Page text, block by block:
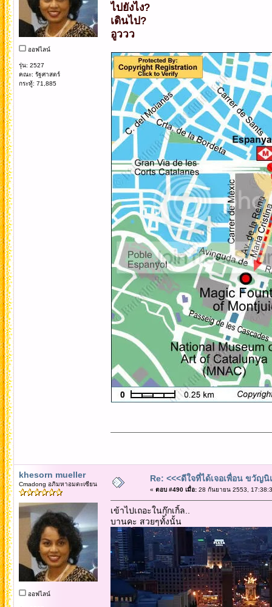
ออฟไลน์
รุ่น: 2527
คณะ: รัฐศาสตร์
กระทู้: 71,885
ไปยังไง?
เดินไป?
อูววว
khesorn mueller
Cmadong อภิมหาอมตะเซียน
ออฟไลน์
Re: <<<ดีใจที่ได้เจอเพื่อน ขวัญนิ
« ตอบ #490 เมื่อ:28 กันยายน 2553,
เข้าไปเถอะในกุ๊กเกิ้ล..
บานคะ สวยๆทั้งนั้น